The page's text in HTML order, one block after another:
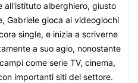
all'istituto alberghiero, giusto
Gabriele gioca ai videogiochi
single, e inizia a scriverne
a suo agio, nonostante
come serie TV, cinema,
importanti siti del settore.